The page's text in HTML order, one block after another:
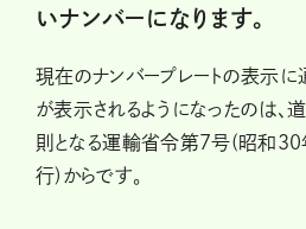
いナンバーになります。
現在のナンバープレートの表示に
が表示されるようになったのは
則となる運輸省令第7号(昭和30
行)からです。